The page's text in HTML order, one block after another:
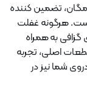
تضمین کننده
هرگونه غفلت
به همراه
اصلی، تجربه
شما نیز در